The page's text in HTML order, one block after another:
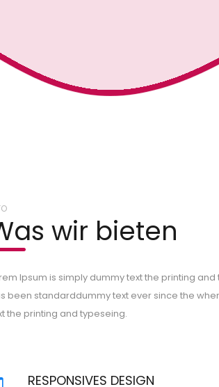
wir bieten
Ipsum is simply dummy text the printing
been standarddummy text ever since the
the printing and typeseing.
RESPONSIVES DESIGN